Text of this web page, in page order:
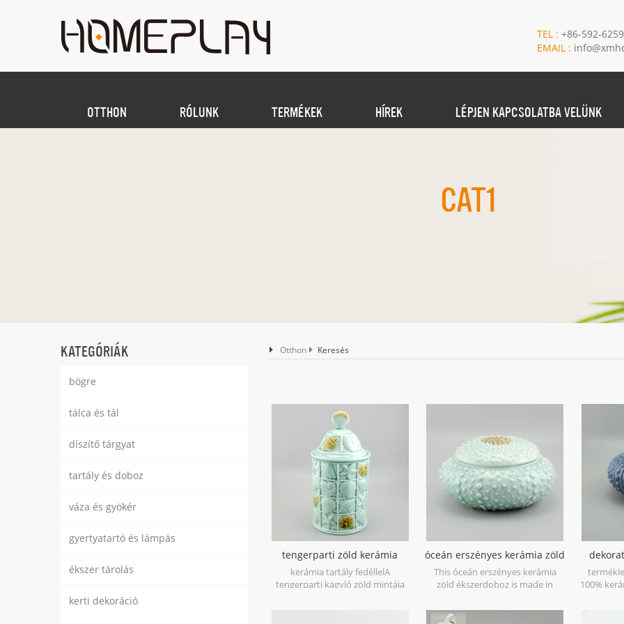
TEL : +86-592-
EMAIL :
OTTHON RÓLUNK TERMÉKEK HÍREK LÉPJEN KAPCSOLATBA VELÜNK
CAT1
KATEGÓRIÁK
bögre
tálca és tál
díszítő tárgyat
tartály és doboz
váza és gyökér
gyertyatartó és lámpás
ékszer tárolás
kerti dekoráció
Otthon Keresés
tengerparti zöld kerámia
tartály otthoni deco
kerámia tartály fedéllelA
tengerparti kagyló zöld mintája
óceán erszényes kerámia zöld
ékszerdoboz
This óceán erszényes kerámia
zöld ékszerdoboz is made in
Can be used for jewelry storage or
100%